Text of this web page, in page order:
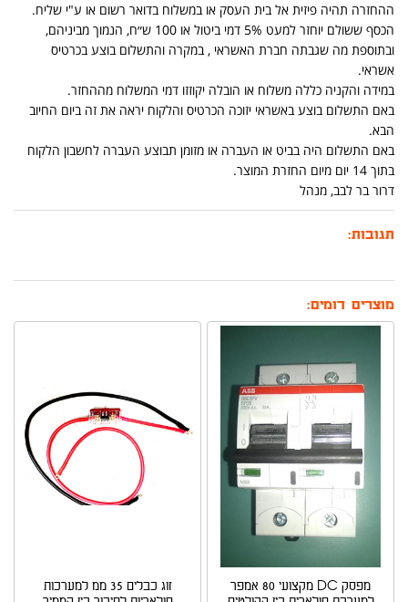
ההחזרה תהיה פיזית אל בית העסק או במשלוח בדואר רשום או ע"י שליח.
הכסף ששולם יוחזר למעט 5% דמי ביטול או 100 ש״ח, הנמוך מביניהם,
ובתוספת מה שגבתה חברת האשראי , במקרה והתשלום בוצע בכרטיס
אשראי.
במידה והקניה כללה משלוח או הובלה יקוזזו דמי המשלוח מההחזר.
באם התשלום בוצע באשראי יזוכה הכרטיס והלקוח יראה את זה ביום החיוב
הבא.
באם התשלום היה בביט או העברה או מזומן תבוצע העברה לחשבון הלקוח
בתוך 14 יום מיום החזרת המוצר.
דרור בר לבב, מנהל
תגובות:
מוצרים דומים:
מפסק DC מקצועי 80 אמפר
זוג כבלים 35 ממ למערכות